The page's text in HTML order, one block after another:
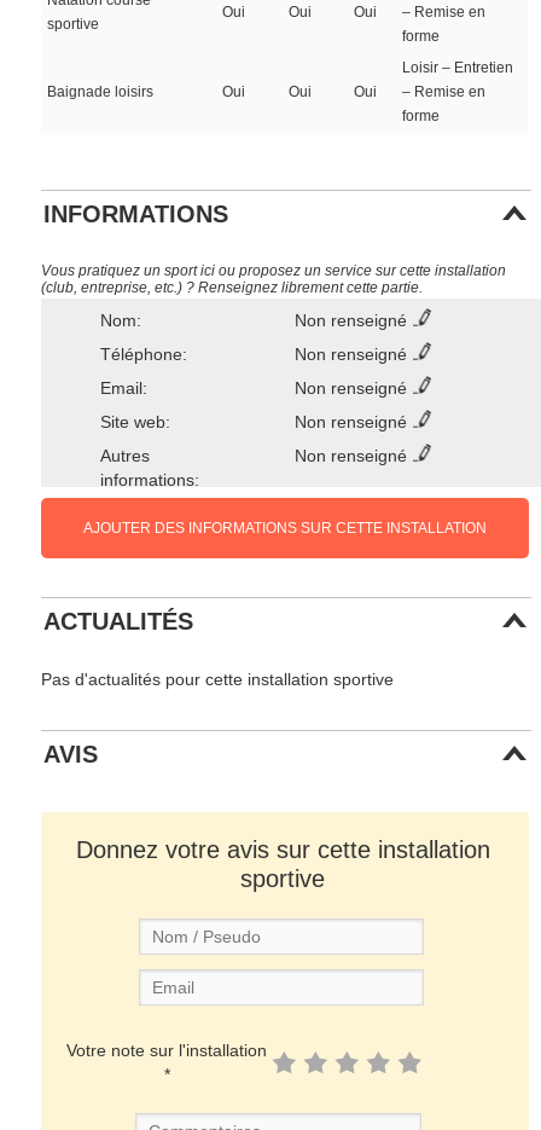
sportive
Oui Oui Oui
– Remise en
forme
Baignade loisirs Oui Oui Oui
Loisir – Entretien
– Remise en
forme
INFORMATIONS
Vous pratiquez un sport ici ou proposez un service sur cette installation
(club, entreprise, etc.) ? Renseignez librement cette partie.
Nom:
Non renseigné
Téléphone:
Non renseigné
Email:
Non renseigné
Site web:
Non renseigné
Autres
informations:
Non renseigné
AJOUTER DES INFORMATIONS SUR CETTE INSTALLATION
ACTUALITÉS
Pas d'actualités pour cette installation sportive
AVIS
Donnez votre avis sur cette installation
sportive
Votre note sur l'installation
*